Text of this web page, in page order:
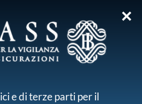
✕
e di terze parti per il